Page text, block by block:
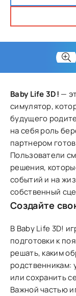
Baby Life 3D! —
симулятор,
будущего
на себя роль
партнером
Пользователи
решения,
событий и на
собственный
Создайте
В Baby Life 3D!
подготовки к
решать, каким
родственникам:
или сохранить
Важной частью